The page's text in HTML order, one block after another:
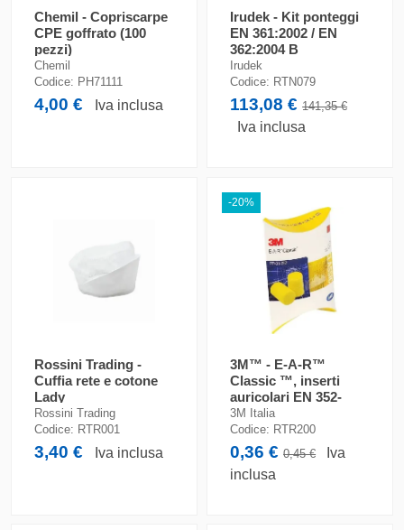
Chemil - Copriscarpe
CPE goffrato (100
pezzi)
Chemil
Codice: PH71111
4,00 € Iva inclusa
Irudek - Kit ponteggi
EN 361:2002 / EN
362:2004 B
Irudek
Codice: RTN079
113,08 €141,35 €
Iva inclusa
Rossini Trading -
Cuffia rete e cotone
Lady
Rossini Trading
Codice: RTR001
3,40 € Iva inclusa
-20%
3M™ - E-A-R™
Classic ™, inserti
auricolari EN 352-
2:2020
3M Italia
Codice: RTR200
0,36 €0,45 €
Iva
inclusa